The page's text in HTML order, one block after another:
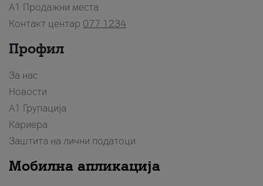
A1 Продажни места
Контакт центар 077 1234
Профил
За нас
Новости
А1 Групација
Кариера
Заштита на лични податоци
Мобилна апликација